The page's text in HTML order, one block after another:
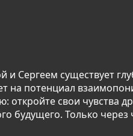
Сергеем существует
на потенциал
свои чувства
будущего. Только